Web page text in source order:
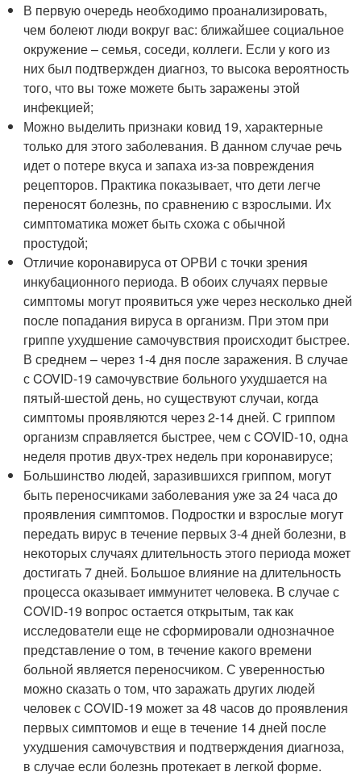
В первую очередь необходимо проанализировать,
чем болеют люди вокруг вас: ближайшее социальное
окружение – семья, соседи, коллеги. Если у кого из
них был подтвержден диагноз, то высока вероятность
того, что вы тоже можете быть заражены этой
инфекцией;
Можно выделить признаки ковид 19, характерные
только для этого заболевания. В данном случае речь
идет о потере вкуса и запаха из-за повреждения
рецепторов. Практика показывает, что дети легче
переносят болезнь, по сравнению с взрослыми. Их
симптоматика может быть схожа с обычной
простудой;
Отличие коронавируса от ОРВИ с точки зрения
инкубационного периода. В обоих случаях первые
симптомы могут проявиться уже через несколько дней
после попадания вируса в организм. При этом при
гриппе ухудшение самочувствия происходит быстрее.
В среднем – через 1-4 дня после заражения. В случае
с COVID-19 самочувствие больного ухудшается на
пятый-шестой день, но существуют случаи, когда
симптомы проявляются через 2-14 дней. С гриппом
организм справляется быстрее, чем с COVID-10, одна
неделя против двух-трех недель при коронавирусе;
Большинство людей, заразившихся гриппом, могут
быть переносчиками заболевания уже за 24 часа до
проявления симптомов. Подростки и взрослые могут
передать вирус в течение первых 3-4 дней болезни, в
некоторых случаях длительность этого периода может
достигать 7 дней. Большое влияние на длительность
процесса оказывает иммунитет человека. В случае с
COVID-19 вопрос остается открытым, так как
исследователи еще не сформировали однозначное
представление о том, в течение какого времени
больной является переносчиком. С уверенностью
можно сказать о том, что заражать других людей
человек с COVID-19 может за 48 часов до проявления
первых симптомов и еще в течение 14 дней после
ухудшения самочувствия и подтверждения диагноза,
в случае если болезнь протекает в легкой форме.